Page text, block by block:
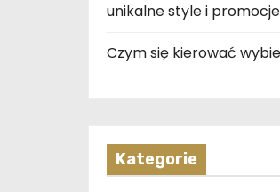
unikalne style i
Czym się kierować
Kategorie